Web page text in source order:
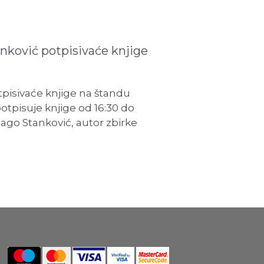
potpisivaće knjige
knjige na štandu
knjige od 16:30 do
Stanković, autor zbirke